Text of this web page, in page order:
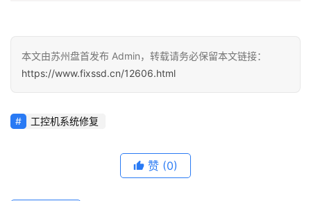
本文由苏州盘首发布 Admin，转载请务必保留本文链接：
https://www.fixssd.cn/12606.html
工控机系统修复
赞 (0)